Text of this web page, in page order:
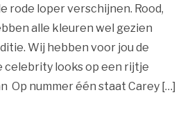
rode loper verschijnen. Rood,
alle kleuren wel gezien
Wij hebben voor jou de
celebrity looks op een rijtje
Op nummer één staat Carey […]